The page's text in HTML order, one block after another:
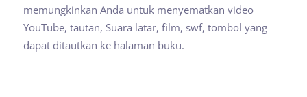
memungkinkan Anda untuk menyematkan video
YouTube, tautan, Suara latar, film, swf, tombol yang
dapat ditautkan ke halaman buku.